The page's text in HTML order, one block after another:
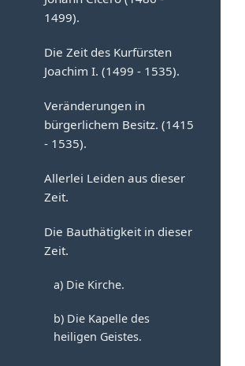
Die Münzgerechtsame.
Das kirchliche Leben in
Von dem Besitz der
Komturei.
Von den Ablässen.
zwischen der Komturei und
der Bürgerschaft.
Von den sogenannten
Die Komture in dieser Zeit.
1499).
Die Zeit des Kurfürsten
Joachim I. (1499 - 1535).
Veränderungen in
bürgerlichem Besitz. (1415
- 1535).
Allerlei Leiden aus dieser
Zeit.
Die Bauthätigkeit in dieser
Zeit.
a) Die Kirche.
b) Die Kapelle des
heiligen Geistes.